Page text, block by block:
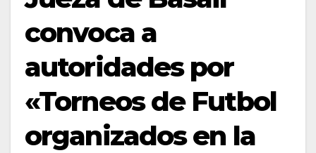
convoca a
autoridades por
«Torneos de Futbol
organizados en la